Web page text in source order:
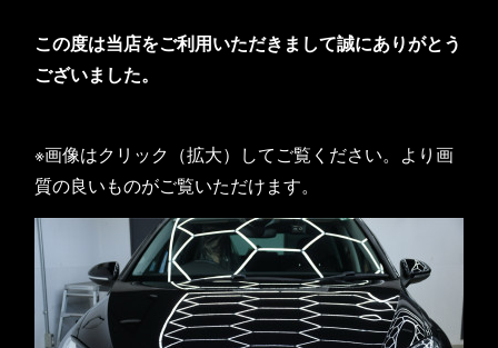
この度は当店をご利用いただきまして誠にありがとう
ございました。
※画像はクリック（拡大）してご覧ください。より画
質の良いものがご覧いただけます。